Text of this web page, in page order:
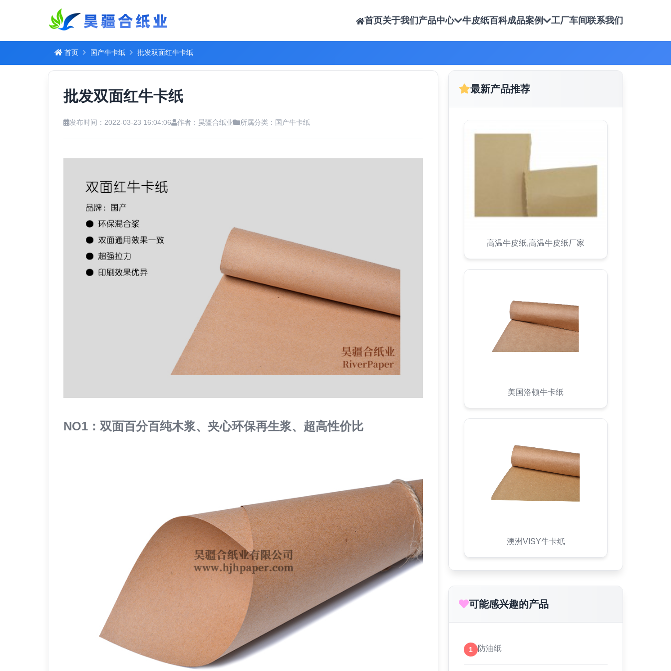
首页关于我们 产品中心 牛皮纸百科成品案例 工厂车间联系我们
首页 国产牛卡纸 批发双面红牛卡纸
批发双面红牛卡纸
发布时间：2022-03-23 16:04:06 作者：昊疆合纸业 所属分类： 国产牛卡纸
NO1：双面百分百纯木浆、夹心环保再生浆、超高性价比
最新产品推荐
高温牛皮纸,高温牛皮纸厂家
美国洛顿牛卡纸
澳洲VISY牛卡纸
可能感兴趣的产品
1 防油纸